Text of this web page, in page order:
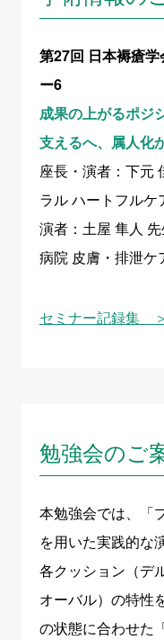
第27回 日本褥瘡
ー6
成果の上がるポジ
支えるへ、属人化
座長・演者：下元
ラル ハートフルケ
演者：土屋 隼人
病院 皮膚・排泄ケ
セミナー記録集 ＞
勉強会のご
本勉強会では、「
を用いた実践的な
各クッション（デ
オーバル）の特性
の状態に合わせた